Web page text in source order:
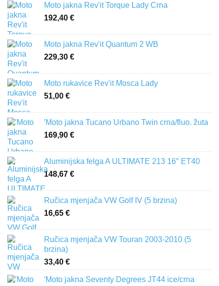
Moto jakna Rev'it Torque Lady Crna
192,40 €
Moto jakna Rev'it Quantum 2 WB
229,30 €
Moto rukavice Rev'it Mosca Lady
51,00 €
'Moto jakna Tucano Urbano Twin crna/fluo. žuta
169,90 €
Aluminijska felga A ULTIMATE 213 16″ ET40
148,67 €
Ručica mjenjača VW Golf IV (5 brzina)
16,65 €
Ručica mjenjača VW Touran 2003-2010 (5
brzina)
33,40 €
'Moto jakna Seventy Degrees JT44 ice/crna